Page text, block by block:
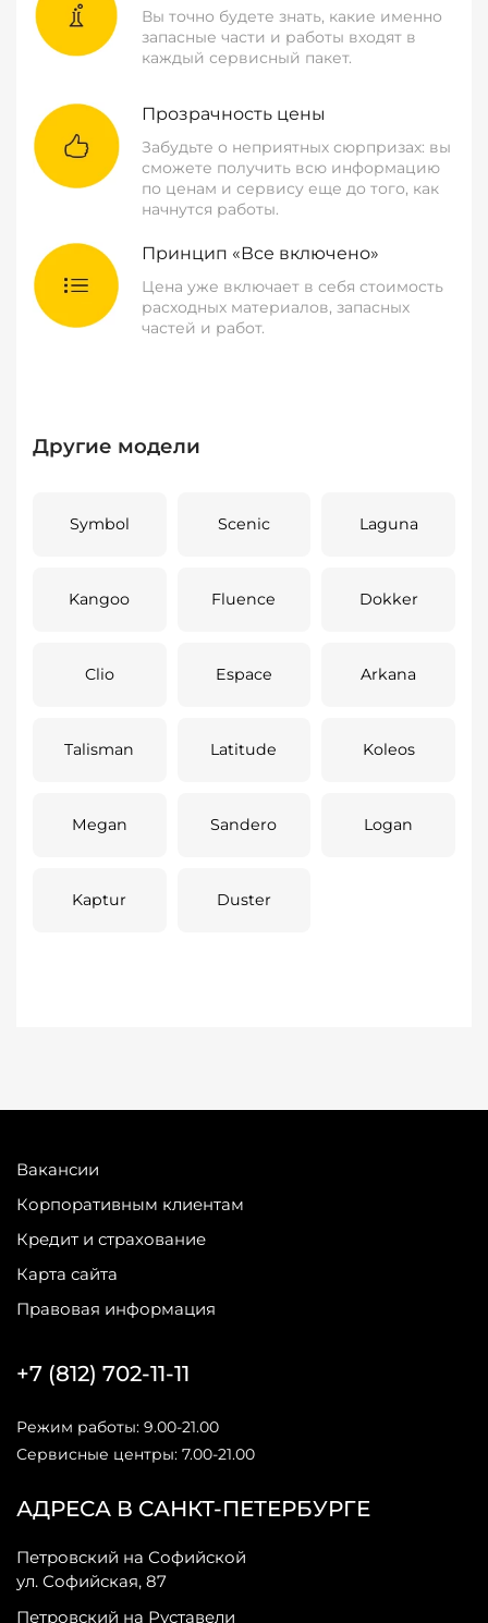
Вы точно будете знать, какие именно
запасные части и работы входят в
каждый сервисный пакет.
Прозрачность цены
Забудьте о неприятных сюрпризах: вы
сможете получить всю информацию
по ценам и сервису еще до того, как
начнутся работы.
Принцип «Все включено»
Цена уже включает в себя стоимость
расходных материалов, запасных
частей и работ.
Другие модели
Symbol Scenic Laguna
Kangoo Fluence Dokker
Clio Espace Arkana
Talisman Latitude Koleos
Megan Sandero Logan
Kaptur Duster
Вакансии
Корпоративным клиентам
Кредит и страхование
Карта сайта
Правовая информация
АДРЕСА В САНКТ-ПЕТЕРБУРГЕ
Петровский на Софийской
ул. Софийская, 87
Петровский на Руставели
+7 (812) 702-11-11
Режим работы: 9.00-21.00
Сервисные центры: 7.00-21.00